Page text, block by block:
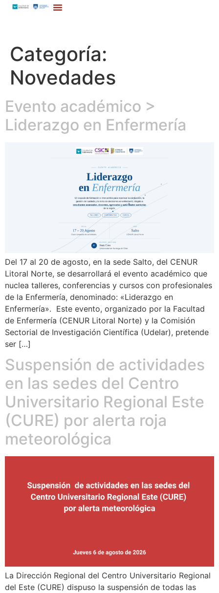
Categoría:
Novedades
Evento académico >
Liderazgo en Enfermería
Del 17 al 20 de agosto, en la sede Salto, del CENUR
Litoral Norte, se desarrollará el evento académico que
nuclea talleres, conferencias y cursos con profesionales
de la Enfermería, denominado: «Liderazgo en
Enfermería». Este evento, organizado por la Facultad
de Enfermería (CENUR Litoral Norte) y la Comisión
Sectorial de Investigación Científica (Udelar), pretende
ser […]
Suspensión de actividades
en las sedes del Centro
Universitario Regional Este
(CURE) por alerta roja
meteorológica
La Dirección Regional del Centro Universitario Regional
del Este (CURE) dispuso la suspensión de todas las